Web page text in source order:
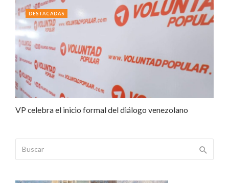
VP celebra el inicio formal del diálogo venezolano
DESTACADAS